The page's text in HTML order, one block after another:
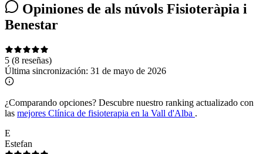
Opiniones de als núvols Fisioteràpia i
Benestar
5 (8 reseñas)
Última sincronización: 31 de mayo de 2026
¿Comparando opciones? Descubre nuestro ranking actualizado con
las mejores Clínica de fisioterapia en la Vall d'Alba .
E
Estefan